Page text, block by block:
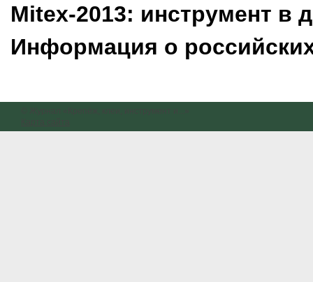
Mitex-2013: инструмент в
Информация о